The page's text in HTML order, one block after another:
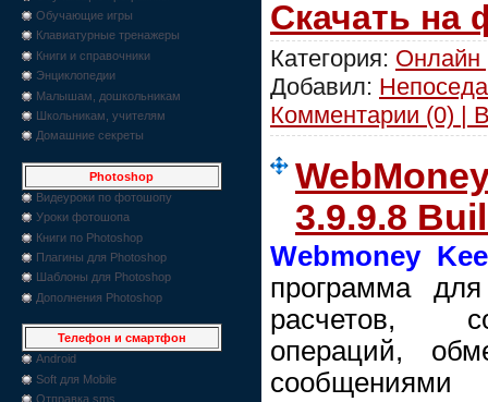
Обучающие игры
Клавиатурные тренажеры
Книги и справочники
Энциклопедии
Малышам, дошкольникам
Школьникам, учителям
Домашние секреты
Photoshop
Видеуроки по фотошопу
Уроки фотошопа
Книги по Photoshop
Плагины для Photoshop
Шаблоны для Photoshop
Дополнения Photoshop
Телефон и смартфон
Android
Soft для Mobile
Отправка sms
Скачать на
Категория: Онлайн
Добавил: Непоседа
Комментарии (0) |
3.9.9.8
Webmoney
программа
расчетов,
операций,